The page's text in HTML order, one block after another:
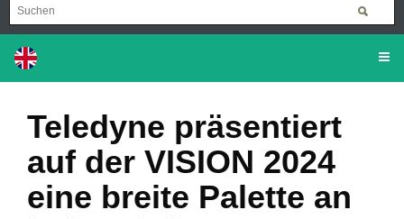
Teledyne präsentiert
auf der VISION 2024
eine breite Palette an